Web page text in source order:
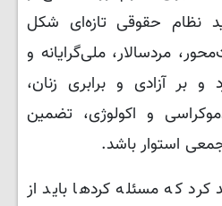
نظام حقوقی تازه‌ای شکل
مردسالار، ملی‌گرایانه و
و بر آزادی و برابری زنان،
و اکولوژی، تضمین
استوار باشد.
که مسئله کردها باید از